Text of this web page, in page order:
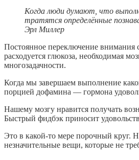
Когда люди думают, что
тратятся определённые
Эрл Миллер
Постоянное переключение внимания
расходуется глюкоза, необходимая
многозадачности.
Когда мы завершаем выполнение
порцией дофамина — гормона
Нашему мозгу нравится получать
Быстрый фидбэк приносит
Это в какой-то мере порочный круг.
незначительные вещи, которые не